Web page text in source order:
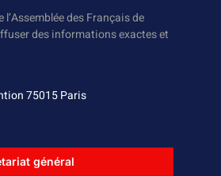
des Français de
des informations exactes et
75015 Paris
général